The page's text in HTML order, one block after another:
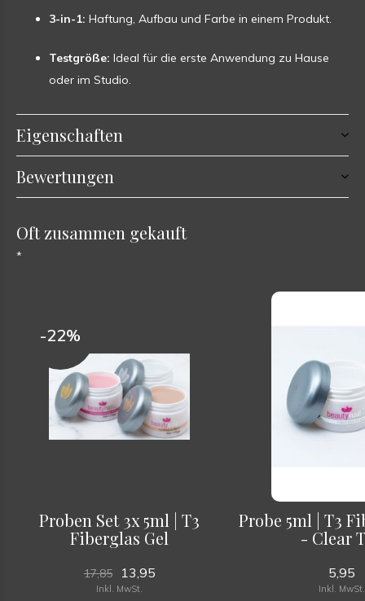
3-in-1: Haftung, Aufbau und Farbe in einem Produkt.
Testgröße: Ideal für die erste Anwendung zu Hause
oder im Studio.
Eigenschaften
Bewertungen
Oft zusammen gekauft
*
-22%
Proben Set 3x 5ml | T3
Fiberglas Gel
17,85 13,95
Inkl. MwSt.
Probe 5ml | T3
- Clear
5,95
Inkl. MwSt.